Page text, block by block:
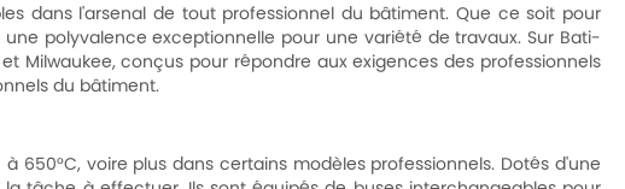
dans l'arsenal de tout professionnel du bâtiment. Que ce soit pour
polyvalence exceptionnelle pour une variété de travaux. Sur Bati-
Milwaukee, conçus pour répondre aux exigences des professionnels
du bâtiment.
voire plus dans certains modèles professionnels. Dotés d'une